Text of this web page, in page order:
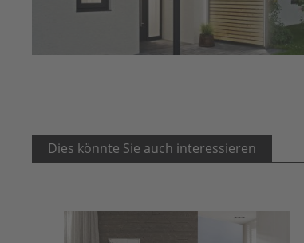
Dies könnte Sie auch interessieren